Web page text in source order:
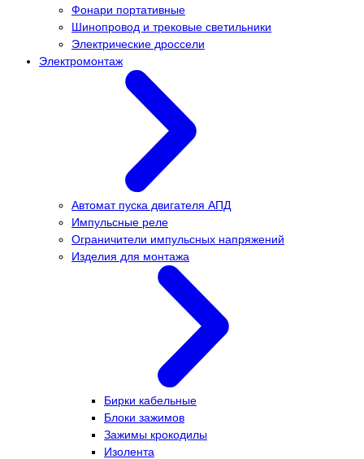
Фонари портативные
Шинопровод и трековые светильники
Электрические дроссели
Электромонтаж
Автомат пуска двигателя АПД
Импульсные реле
Ограничители импульсных напряжений
Изделия для монтажа
Бирки кабельные
Блоки зажимов
Зажимы крокодилы
Изолента